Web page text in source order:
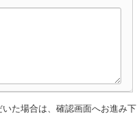
た場合は、確認画面へお進み下